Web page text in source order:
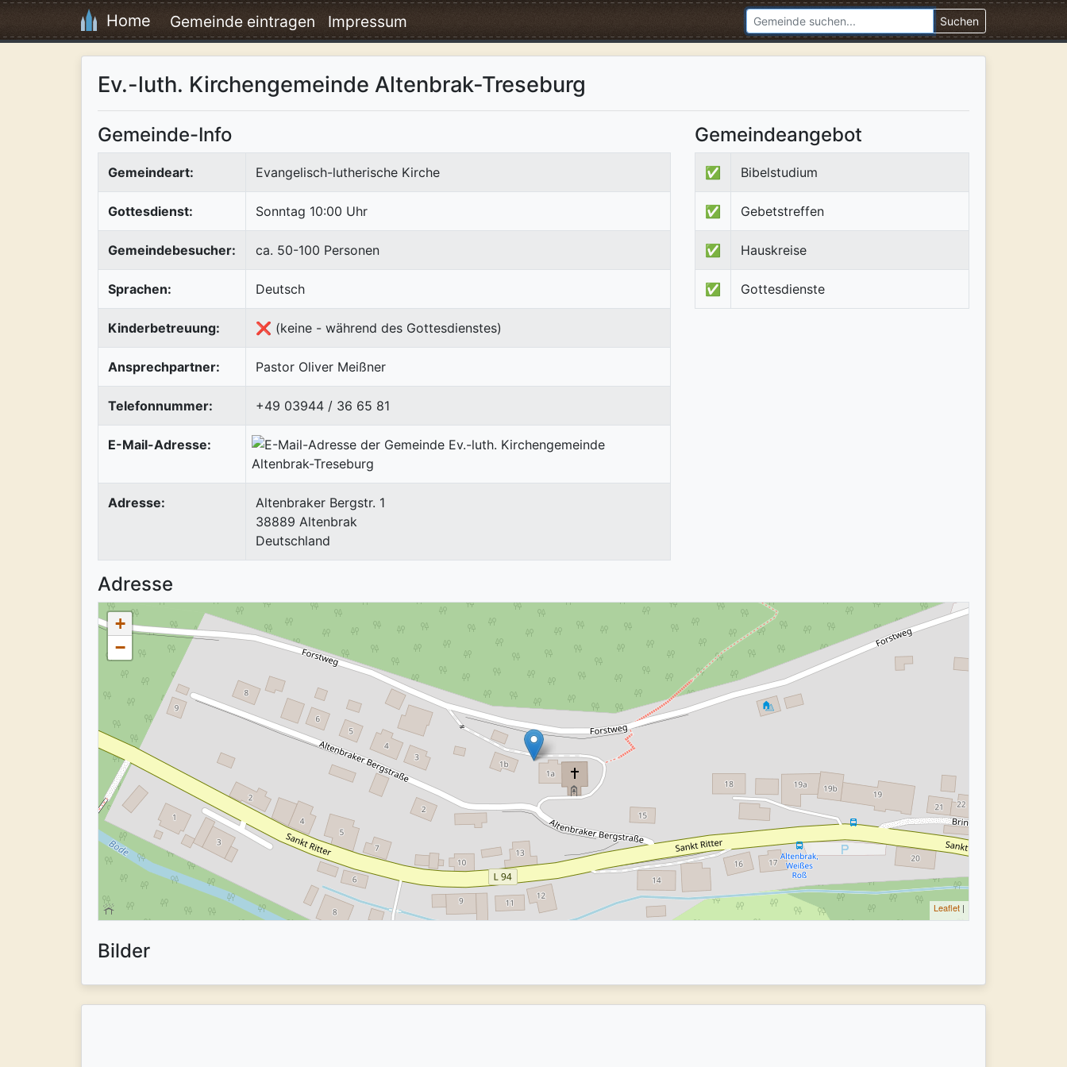
Home Gemeinde eintragen Impressum Suchen
Ev.-luth. Kirchengemeinde Altenbrak-Treseburg
Gemeinde-Info
Gemeindeart: Evangelisch-lutherische Kirche
Gottesdienst: Sonntag 10:00 Uhr
Gemeindebesucher: ca. 50-100 Personen
Sprachen: Deutsch
Kinderbetreuung: ❌ (keine - während des Gottesdienstes)
Ansprechpartner: Pastor Oliver Meißner
Telefonnummer: +49 03944 / 36 65 81
E-Mail-Adresse:
Adresse:
Altenbraker Bergstr. 1
38889 Altenbrak
Deutschland
Gemeindeangebot
✅ Bibelstudium
✅ Gebetstreffen
✅ Hauskreise
✅ Gottesdienste
Adresse
+
−
Leaflet |
Bilder